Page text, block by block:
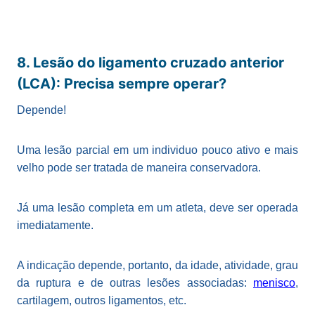
8. Lesão do ligamento cruzado anterior
(LCA): Precisa sempre operar?
Depende!
Uma lesão parcial em um individuo pouco ativo e mais
velho pode ser tratada de maneira conservadora.
Já uma lesão completa em um atleta, deve ser operada
imediatamente.
A indicação depende, portanto, da idade, atividade, grau
da ruptura e de outras lesões associadas: menisco,
cartilagem, outros ligamentos, etc.